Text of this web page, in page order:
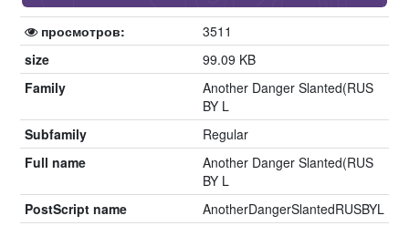
просмотров:
3511
size
99.09 KB
Family
Another Danger Slanted(RUS
BY L
Subfamily
Regular
Full name
Another Danger Slanted(RUS
BY L
PostScript name
AnotherDangerSlantedRUSBYL